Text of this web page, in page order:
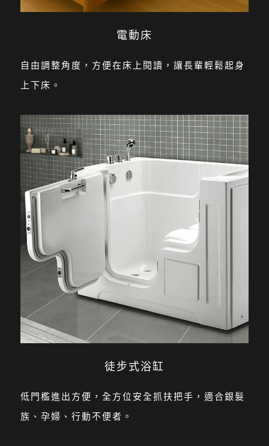
電動床
自由調整角度，方便在床上閱讀，讓長輩輕鬆起身
上下床。
徒步式浴缸
低門檻進出方便，全方位安全抓扶把手，適合銀髮
族、孕婦、行動不便者。